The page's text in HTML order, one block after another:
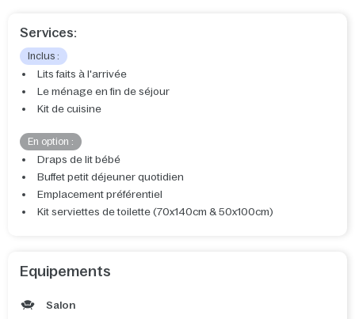
Services:
Inclus :
Lits faits à l'arrivée
Le ménage en fin de séjour
Kit de cuisine
En option :
Draps de lit bébé
Buffet petit déjeuner quotidien
Emplacement préférentiel
Kit serviettes de toilette (70x140cm & 50x100cm)
Equipements
Salon